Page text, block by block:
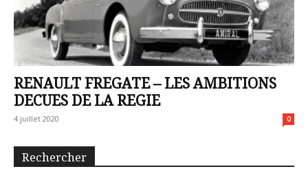
RENAULT FREGATE – LES AMBITIONS
DECUES DE LA REGIE
4 juillet 2020 0
Rechercher